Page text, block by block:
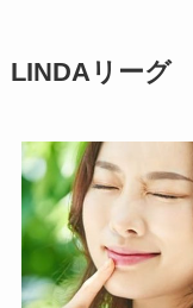
LINDAリーグ